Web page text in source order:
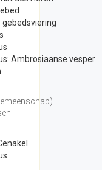
gebedsviering
Ambrosiaanse vesper